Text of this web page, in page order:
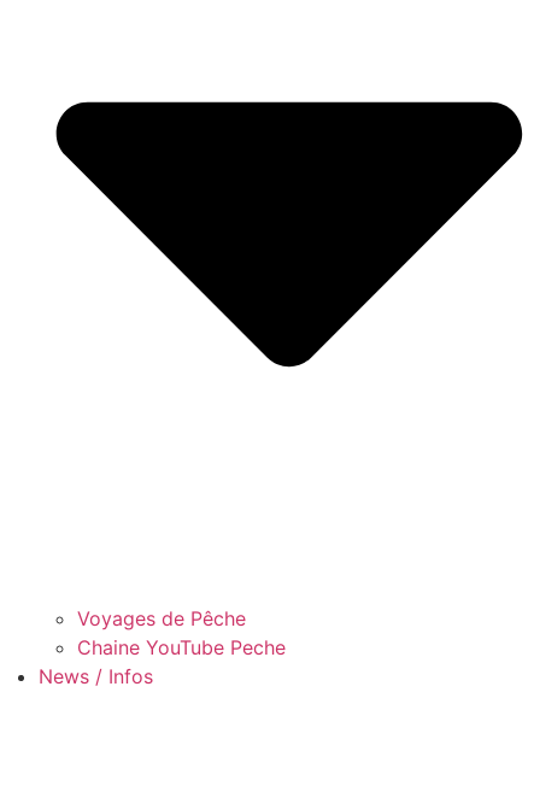
Voyages de Pêche
Chaine YouTube Peche
News / Infos